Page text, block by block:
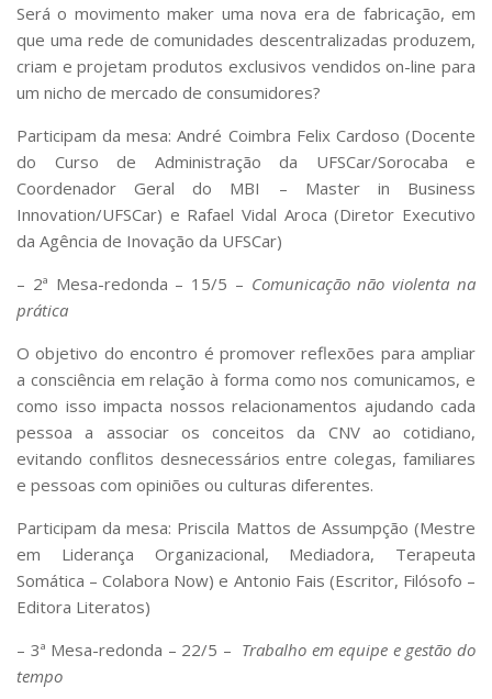
Será o movimento maker uma nova era de fabricação, em
que uma rede de comunidades descentralizadas produzem,
criam e projetam produtos exclusivos vendidos on-line para
um nicho de mercado de consumidores?
Participam da mesa: André Coimbra Felix Cardoso (Docente
do Curso de Administração da UFSCar/Sorocaba e
Coordenador Geral do MBI – Master in Business
Innovation/UFSCar) e Rafael Vidal Aroca (Diretor Executivo
da Agência de Inovação da UFSCar)
– 2ª Mesa-redonda – 15/5 – Comunicação não violenta na
prática
O objetivo do encontro é promover reflexões para ampliar
a consciência em relação à forma como nos comunicamos, e
como isso impacta nossos relacionamentos ajudando cada
pessoa a associar os conceitos da CNV ao cotidiano,
evitando conflitos desnecessários entre colegas, familiares
e pessoas com opiniões ou culturas diferentes.
Participam da mesa: Priscila Mattos de Assumpção (Mestre
em Liderança Organizacional, Mediadora, Terapeuta
Somática – Colabora Now) e Antonio Fais (Escritor, Filósofo –
Editora Literatos)
– 3ª Mesa-redonda – 22/5 – Trabalho em equipe e gestão do
tempo